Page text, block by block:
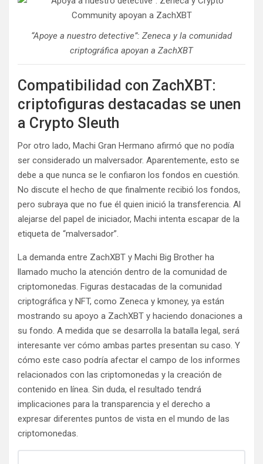
“Apoye a nuestro detective”: Zeneca y la comunidad
criptográfica apoyan a ZachXBT
Compatibilidad con ZachXBT:
criptofiguras destacadas se unen
a Crypto Sleuth
Por otro lado, Machi Gran Hermano afirmó que no podía
ser considerado un malversador. Aparentemente, esto se
debe a que nunca se le confiaron los fondos en cuestión.
No discute el hecho de que finalmente recibió los fondos,
pero subraya que no fue él quien inició la transferencia. Al
alejarse del papel de iniciador, Machi intenta escapar de la
etiqueta de “malversador”.
La demanda entre ZachXBT y Machi Big Brother ha
llamado mucho la atención dentro de la comunidad de
criptomonedas. Figuras destacadas de la comunidad
criptográfica y NFT, como Zeneca y kmoney, ya están
mostrando su apoyo a ZachXBT y haciendo donaciones a
su fondo. A medida que se desarrolla la batalla legal, será
interesante ver cómo ambas partes presentan su caso. Y
cómo este caso podría afectar el campo de los informes
relacionados con las criptomonedas y la creación de
contenido en línea. Sin duda, el resultado tendrá
implicaciones para la transparencia y el derecho a
expresar diferentes puntos de vista en el mundo de las
criptomonedas.